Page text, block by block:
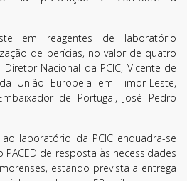
em reagentes de laboratório
de perícias, no valor de quatro
Nacional da PCIC, Vicente de
União Europeia em Timor-Leste,
de Portugal, José Pedro
laboratório da PCIC enquadra-se
de resposta às necessidades
estando prevista a entrega